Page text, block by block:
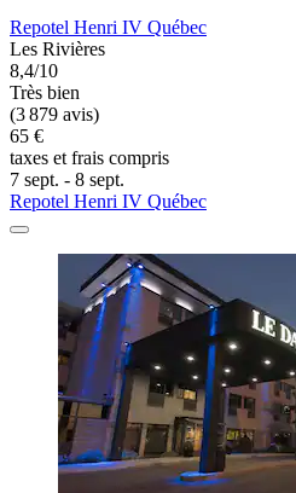
Repotel Henri IV Québec
Les Rivières
8,4/10
Très bien
(3 879 avis)
65 €
taxes et frais compris
7 sept. - 8 sept.
Repotel Henri IV Québec